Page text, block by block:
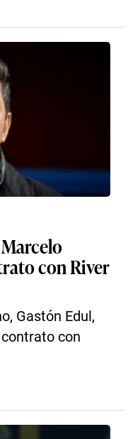
con River
Gastón Edul,
con